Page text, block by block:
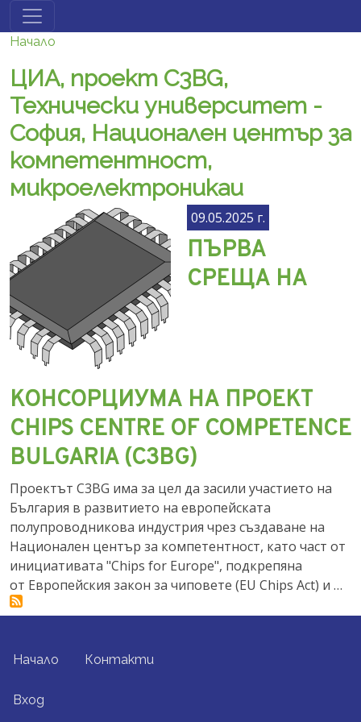
Премини към основното съдържание
Начало
ЦИА, проект С3BG,
Технически университет -
София, Национален център за
компетентност,
микроелектроникаи
09.05.2025 г.
ПЪРВА
СРЕЩА НА
КОНСОРЦИУМА НА ПРОЕКТ
CHIPS CENTRE OF COMPETENCE
BULGARIA (C3BG)
Проектът C3BG има за цел да засили участието на
България в развитието на европейската
полупроводникова индустрия чрез създаване на
Национален център за компетентност, като част от
инициативата "Chips for Europe", подкрепяна
от Европейския закон за чиповете (EU Chips Act) и …
FOOTER MENU
Начало Контакти
USER ACCOUNT MENU
Вход